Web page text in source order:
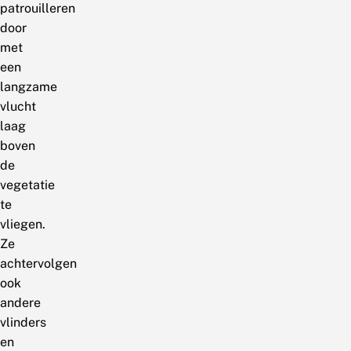
patrouilleren
door
met
een
langzame
vlucht
laag
boven
de
vegetatie
te
vliegen.
Ze
achtervolgen
ook
andere
vlinders
en